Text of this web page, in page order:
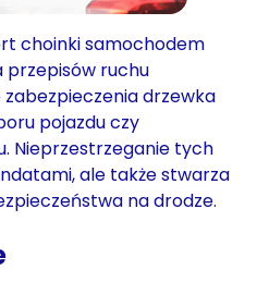
choinki samochodem
ruchu
drzewka
pojazdu czy
Nieprzestrzeganie tych
ale także stwarza
na drodze.